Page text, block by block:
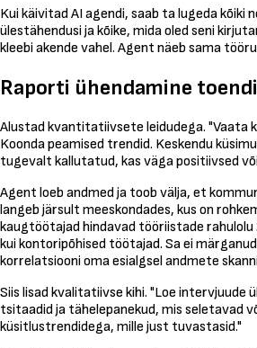
Kui käivitad AI agendi, saab ta lugeda kõiki
ülestähendusi ja kõike, mida oled seni
kleebi akende vahel. Agent näeb sama
Raporti ühendamine
Alustad kvantitatiivsete leidudega. "Vaata
Koonda peamised trendid. Keskendu
tugevalt kallutatud, kas väga positiivsed
Agent loeb andmed ja toob välja, et
langeb järsult meeskondades, kus on
kaugtöötajad hindavad tööriistade
kui kontoripõhised töötajad. Sa ei
korrelatsiooni oma esialgsel andmete
Siis lisad kvalitatiivse kihi. "Loe intervjuude
tsitaadid ja tähelepanekud, mis seletavad
küsitlustrendidega, mille just tuvastasid."